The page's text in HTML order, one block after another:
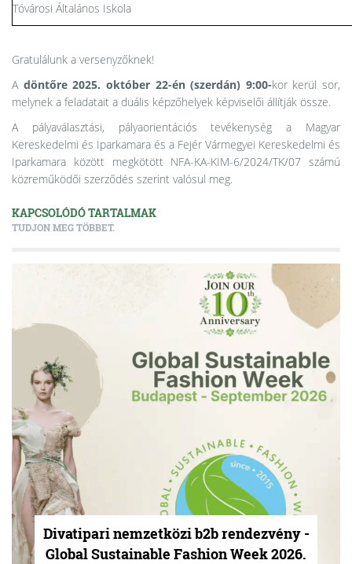
Tóvárosi Általános Iskola
Gratulálunk a versenyzőknek!
A döntőre 2025. október 22-én (szerdán) 9:00-kor kerül sor,
melynek a feladatait a duális képzőhelyek képviselői állítják össze.
A pályaválasztási, pályaorientációs tevékenység a Magyar
Kereskedelmi és Iparkamara és a Fejér Vármegyei Kereskedelmi és
Iparkamara között megkötött NFA-KA-KIM-6/2024/TK/07 számú
közreműködői szerződés szerint valósul meg.
KAPCSOLÓDÓ TARTALMAK
TUDJON MEG TÖBBET.
Divatipari nemzetközi b2b rendezvény -
Global Sustainable Fashion Week 2026.